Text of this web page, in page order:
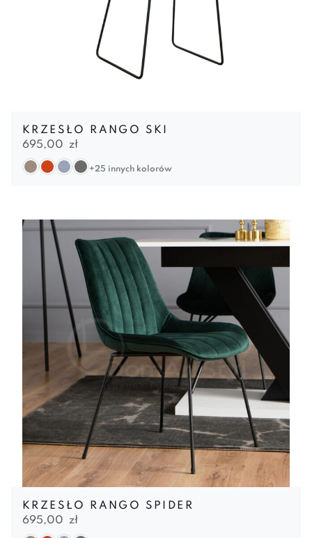
KRZESŁO RANGO SKI
695,00 zł
+25 innych kolorów
KRZESŁO RANGO SPIDER
695,00 zł